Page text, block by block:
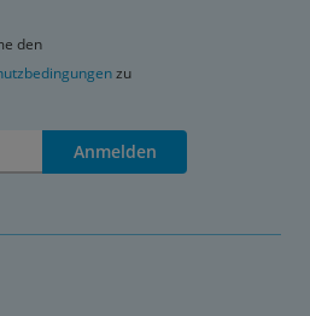
den
zu
Anmelden